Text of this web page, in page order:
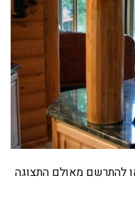
להתרשם מאולם התצוגה